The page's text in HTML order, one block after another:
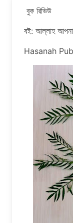
বুক রিভিউ
বই: আল্লাহ
Hasanah